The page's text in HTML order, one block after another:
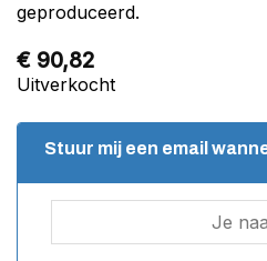
geproduceerd.
€ 90,82
Uitverkocht
Stuur mij een email